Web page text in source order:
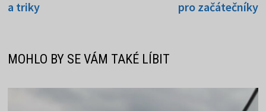
příspěvek
a triky
pro začátečníky
MOHLO BY SE VÁM TAKÉ LÍBIT